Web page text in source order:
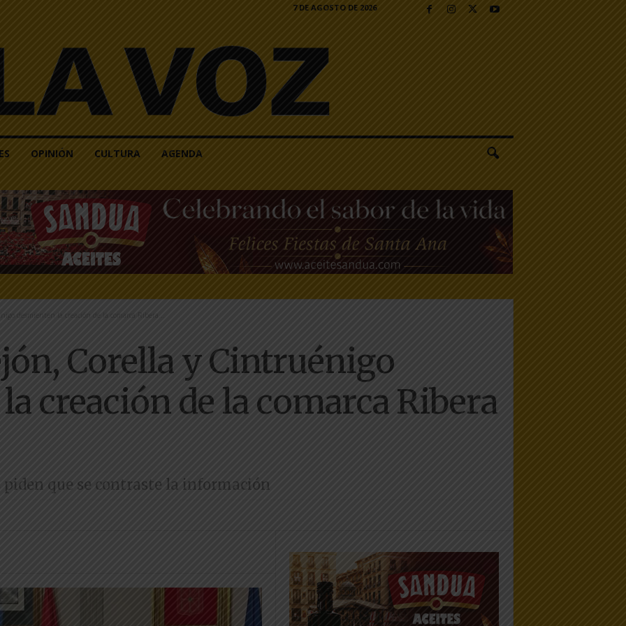
7 DE AGOSTO DE 2026
OPINIÓN CULTURA AGENDA
desmienten la creación de la comarca Ribera...
Corella y Cintruénigo
creación de la comarca Ribera
que se contraste la información